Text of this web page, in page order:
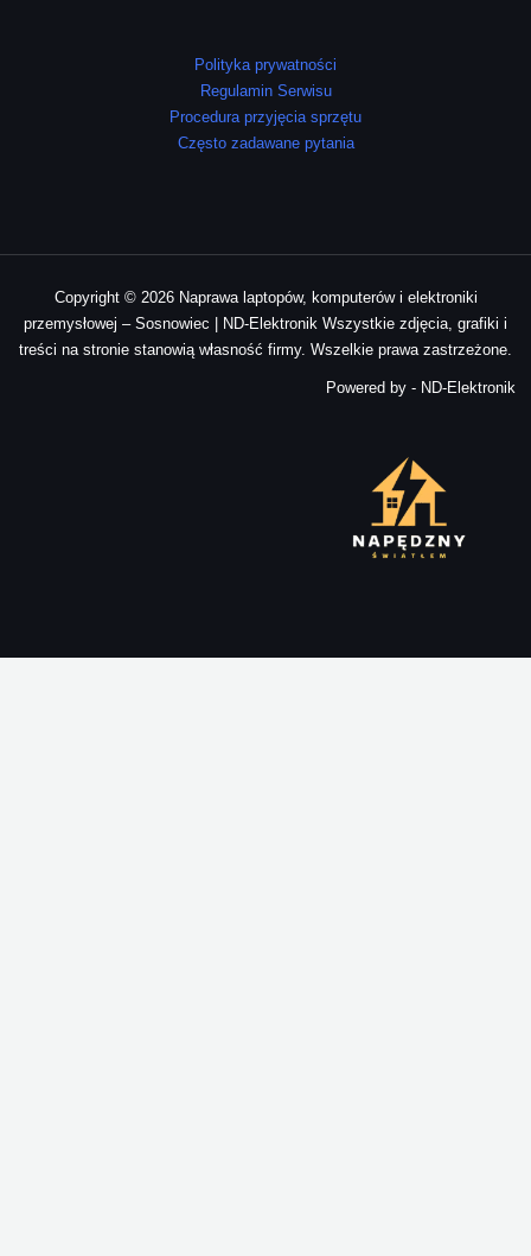
Polityka prywatności
Regulamin Serwisu
Procedura przyjęcia sprzętu
Często zadawane pytania
Copyright © 2026 Naprawa laptopów, komputerów i elektroniki
przemysłowej – Sosnowiec | ND-Elektronik Wszystkie zdjęcia, grafiki i
treści na stronie stanowią własność firmy. Wszelkie prawa zastrzeżone.
Powered by - ND-Elektronik